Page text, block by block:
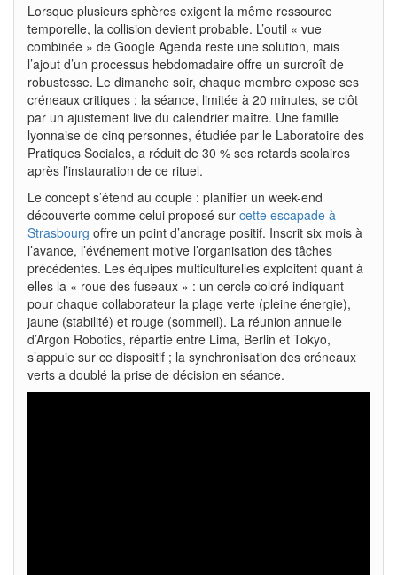
Lorsque plusieurs sphères exigent la même ressource
temporelle, la collision devient probable. L’outil « vue
combinée » de Google Agenda reste une solution, mais
l’ajout d’un processus hebdomadaire offre un surcroît de
robustesse. Le dimanche soir, chaque membre expose ses
créneaux critiques ; la séance, limitée à 20 minutes, se clôt
par un ajustement live du calendrier maître. Une famille
lyonnaise de cinq personnes, étudiée par le Laboratoire des
Pratiques Sociales, a réduit de 30 % ses retards scolaires
après l’instauration de ce rituel.
Le concept s’étend au couple : planifier un week-end
découverte comme celui proposé sur cette escapade à
Strasbourg offre un point d’ancrage positif. Inscrit six mois à
l’avance, l’événement motive l’organisation des tâches
précédentes. Les équipes multiculturelles exploitent quant à
elles la « roue des fuseaux » : un cercle coloré indiquant
pour chaque collaborateur la plage verte (pleine énergie),
jaune (stabilité) et rouge (sommeil). La réunion annuelle
d’Argon Robotics, répartie entre Lima, Berlin et Tokyo,
s’appuie sur ce dispositif ; la synchronisation des créneaux
verts a doublé la prise de décision en séance.